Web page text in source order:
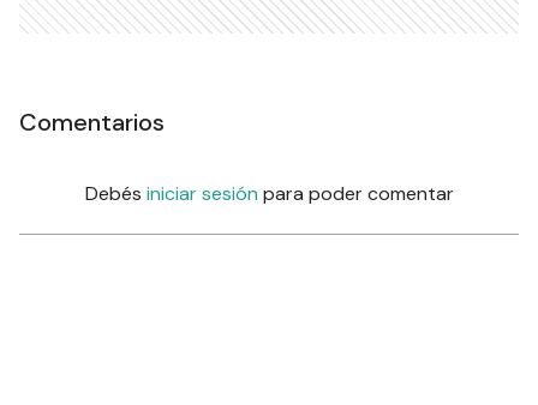
Comentarios
Debés iniciar sesión para poder comentar